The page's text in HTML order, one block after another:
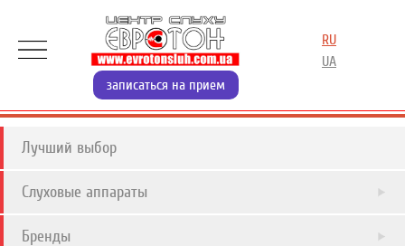
записаться на прием
RU
UA
Лучший выбор
Слуховые аппараты
Бренды